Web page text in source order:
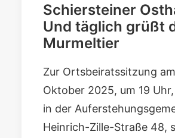
Schiersteiner
Und täglich grüßt
Murmeltier
Zur Ortsbeiratssitzung am
Oktober 2025, um 19
in der
Heinrich-Zille-Straße 48,